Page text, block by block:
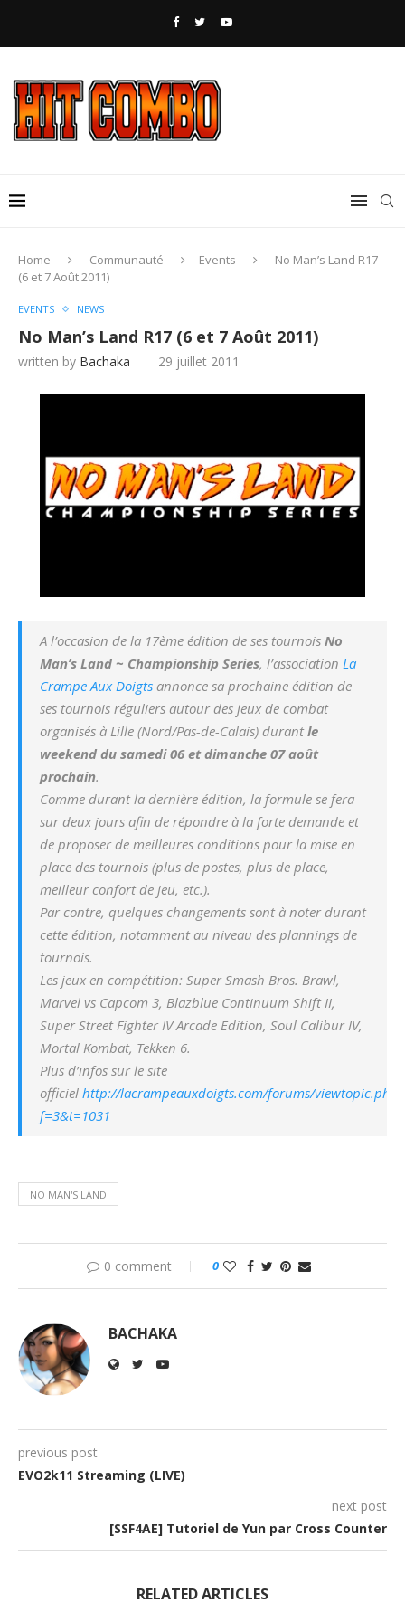
Home Communauté Events
No Man’s Land R17
(6 et 7 Août 2011)
EVENTS NEWS
No Man’s Land R17 (6 et 7 Août 2011)
written by Bachaka 29 juillet 2011
A l’occasion de la 17ème édition de ses tournois No
Man’s Land ~ Championship Series, l’association La
Crampe Aux Doigts annonce sa prochaine édition de
ses tournois réguliers autour des jeux de combat
organisés à Lille (Nord/Pas-de-Calais) durantle
weekend du samedi 06 et dimanche 07 août
prochain.
Comme durant la dernière édition, la formule se fera
sur deux jours afin de répondre à la forte demande et
de proposer de meilleures conditions pour la mise en
place des tournois (plus de postes, plus de place,
meilleur confort de jeu, etc.).
Par contre, quelques changements sont à noter durant
cette édition, notamment au niveau des plannings de
tournois.
Les jeux en compétition: Super Smash Bros. Brawl,
Marvel vs Capcom 3, Blazblue Continuum Shift II,
Super Street Fighter IV Arcade Edition, Soul Calibur IV,
Mortal Kombat, Tekken 6.
Plus d’infos sur le site
officiel http://lacrampeauxdoigts.com/forums/viewtopic.php?
f=3&t=1031
NO MAN'S LAND
0 comment 0
BACHAKA
previous post
EVO2k11 Streaming (LIVE)
next post
[SSF4AE] Tutoriel de Yun par Cross Counter
RELATED ARTICLES